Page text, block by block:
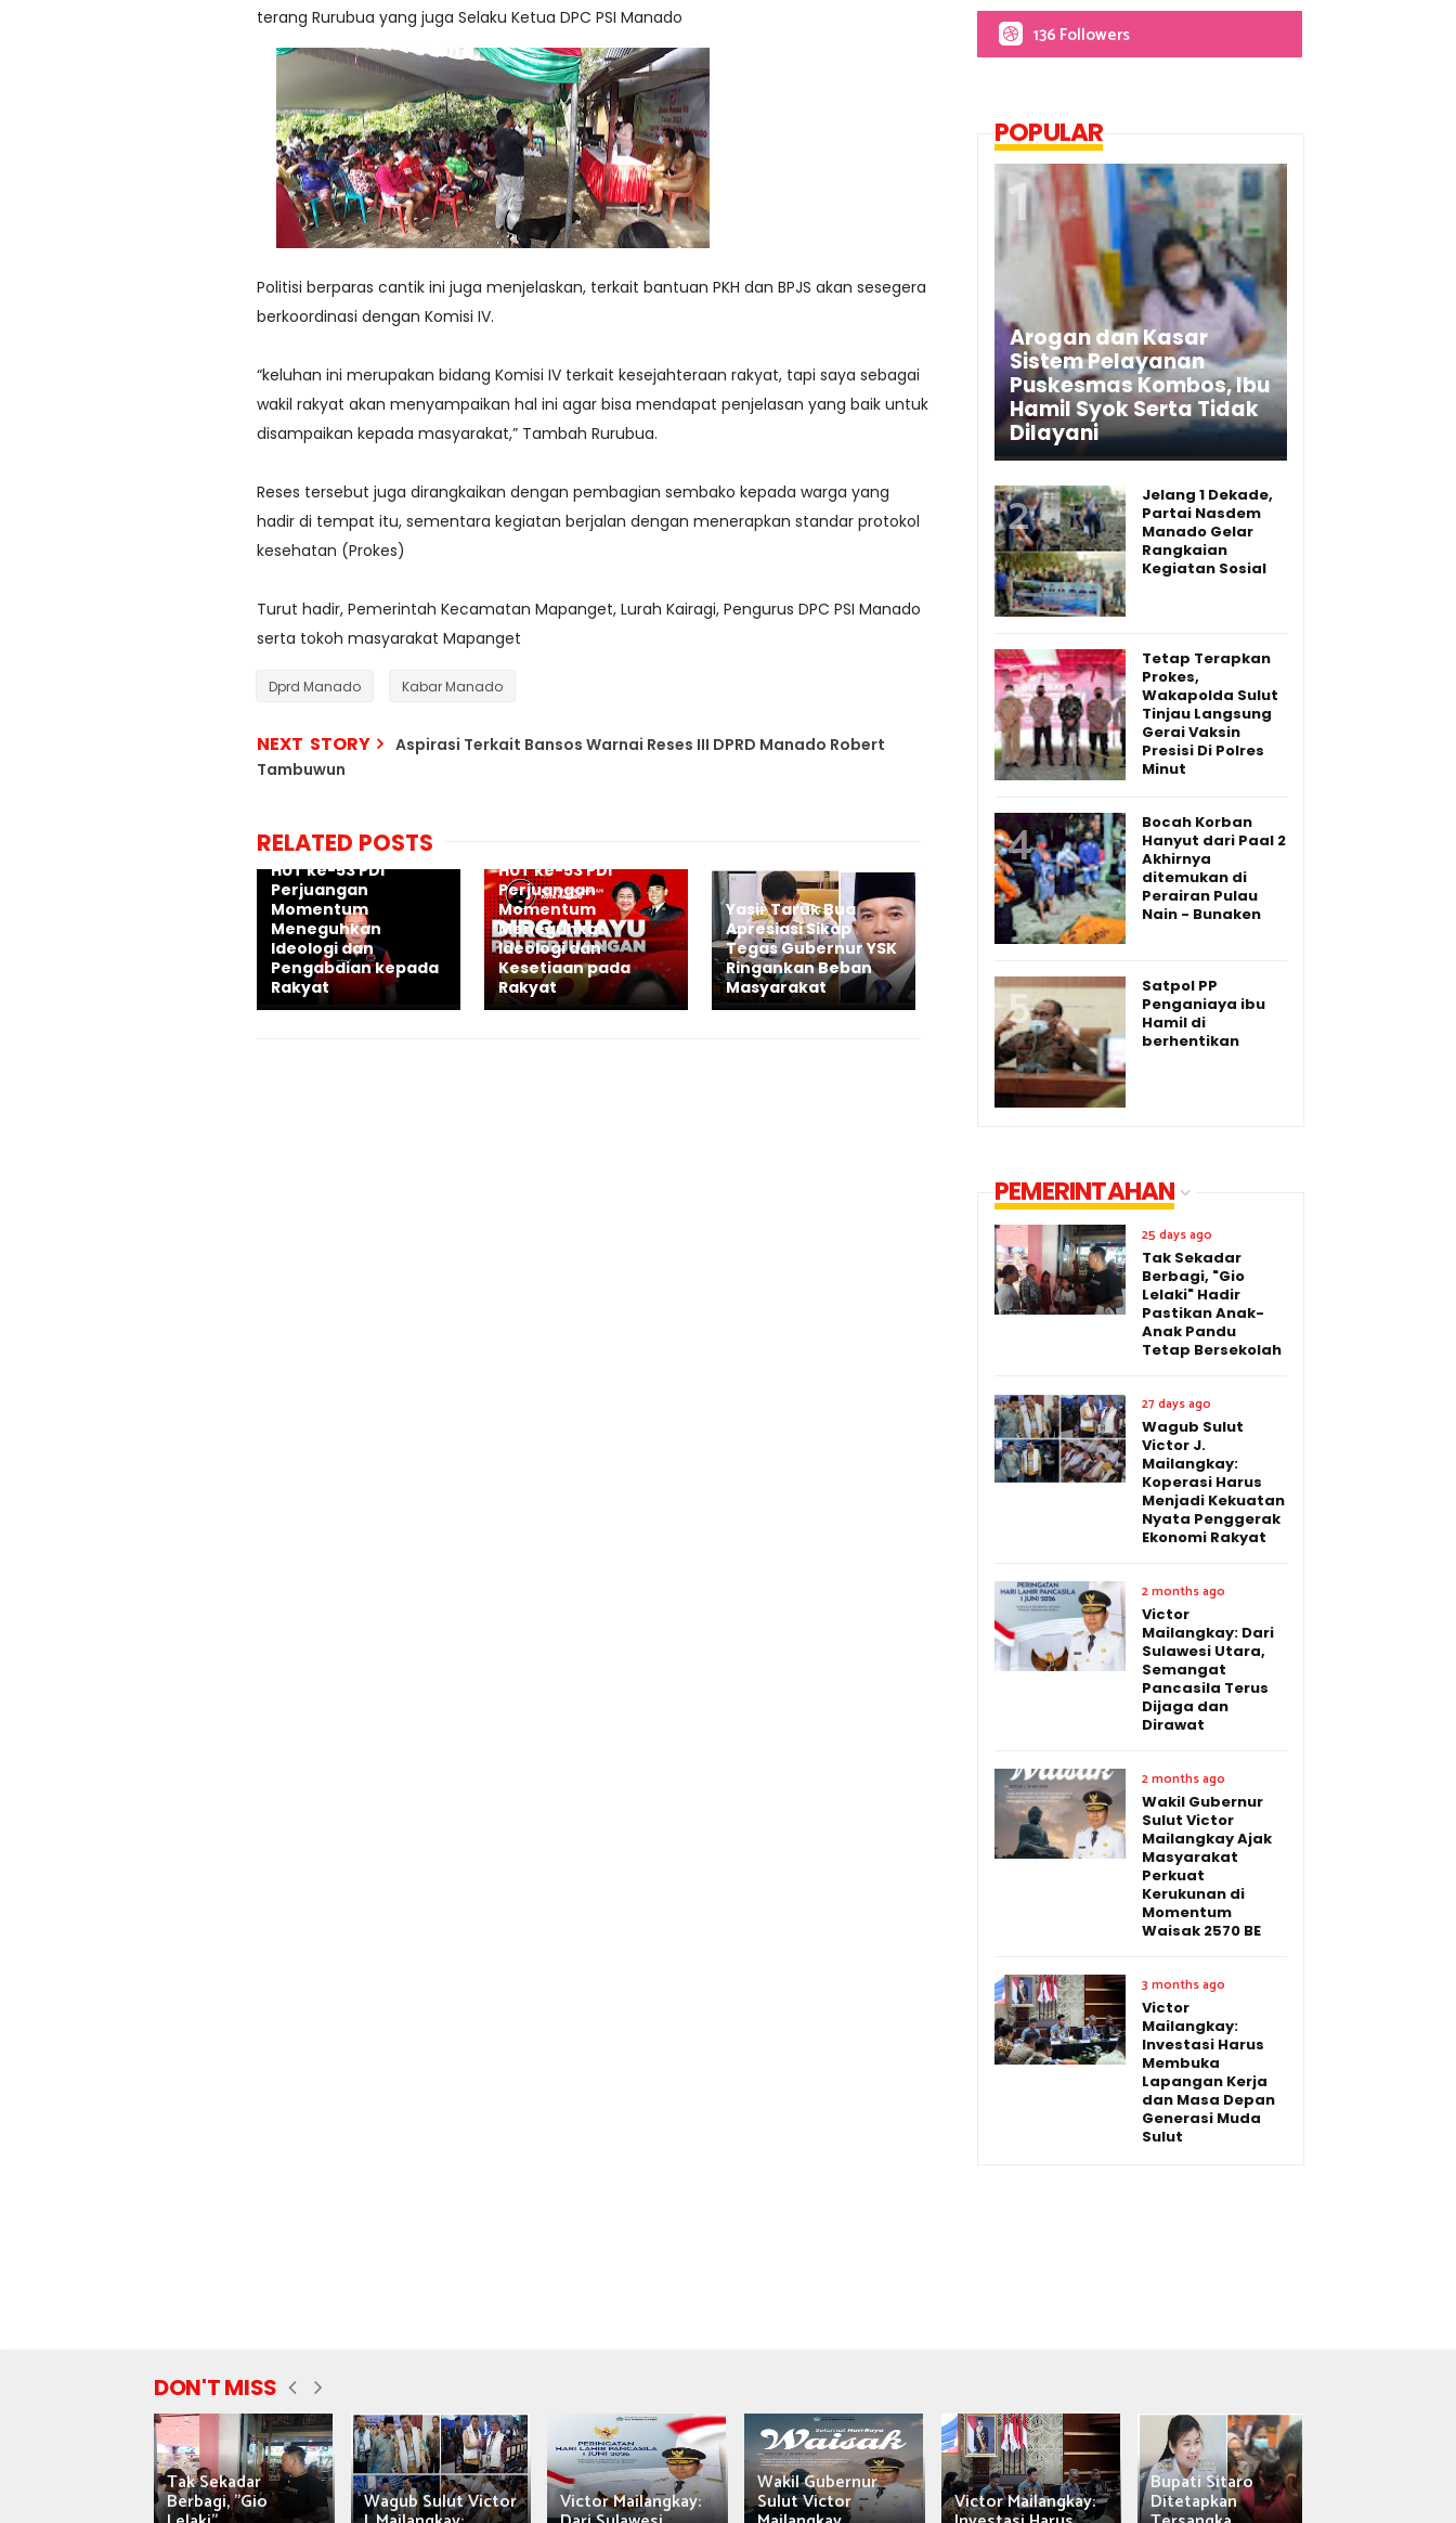
terang Rurubua yang juga Selaku Ketua DPC PSI Manado
Politisi berparas cantik ini juga menjelaskan, terkait bantuan PKH dan BPJS akan sesegera
berkoordinasi dengan Komisi IV.
“keluhan ini merupakan bidang Komisi IV terkait kesejahteraan rakyat, tapi saya sebagai
wakil rakyat akan menyampaikan hal ini agar bisa mendapat penjelasan yang baik untuk
disampaikan kepada masyarakat,” Tambah Rurubua.
Reses tersebut juga dirangkaikan dengan pembagian sembako kepada warga yang
hadir di tempat itu, sementara kegiatan berjalan dengan menerapkan standar protokol
kesehatan (Prokes)
Turut hadir, Pemerintah Kecamatan Mapanget, Lurah Kairagi, Pengurus DPC PSI Manado
serta tokoh masyarakat Mapanget
Dprd Manado Kabar Manado
NEXT STORY
Aspirasi Terkait Bansos Warnai Reses III DPRD Manado Robert
Tambuwun
RELATED POSTS
Andre Gerungan:
HUT ke-53 PDI
Perjuangan
Momentum
Meneguhkan
Ideologi dan
Pengabdian kepada
Rakyat
HUT ke-53 PDI
Perjuangan
Momentum
Meneguhkan
Ideologi dan
Kesetiaan pada
Rakyat
Yasir Taruk Bua
Apresiasi Sikap
Tegas Gubernur YSK
Ringankan Beban
Masyarakat
136 Followers
POPULAR
Arogan dan Kasar
Sistem Pelayanan
Puskesmas Kombos, Ibu
Hamil Syok Serta Tidak
Dilayani
Jelang 1 Dekade,
Partai Nasdem
Manado Gelar
Rangkaian
Kegiatan Sosial
Tetap Terapkan
Prokes,
Wakapolda Sulut
Tinjau Langsung
Gerai Vaksin
Presisi Di Polres
Minut
Bocah Korban
Hanyut dari Paal 2
Akhirnya
ditemukan di
Perairan Pulau
Nain - Bunaken
Satpol PP
Penganiaya ibu
Hamil di
berhentikan
PEMERINTAHAN
25 days ago
Tak Sekadar
Berbagi, "Gio
Lelaki" Hadir
Pastikan Anak-
Anak Pandu
Tetap Bersekolah
27 days ago
Wagub Sulut
Victor J.
Mailangkay:
Koperasi Harus
Menjadi Kekuatan
Nyata Penggerak
Ekonomi Rakyat
2 months ago
Victor
Mailangkay: Dari
Sulawesi Utara,
Semangat
Pancasila Terus
Dijaga dan
Dirawat
2 months ago
Wakil Gubernur
Sulut Victor
Mailangkay Ajak
Masyarakat
Perkuat
Kerukunan di
Momentum
Waisak 2570 BE
3 months ago
Victor
Mailangkay:
Investasi Harus
Membuka
Lapangan Kerja
dan Masa Depan
Generasi Muda
Sulut
DON'T MISS
Tak Sekadar
Berbagi, "Gio Wagub Sulut Victor Victor Mailangkay:
Wakil Gubernur
Sulut Victor Victor Mailangkay:
Bupati Sitaro
Ditetapkan